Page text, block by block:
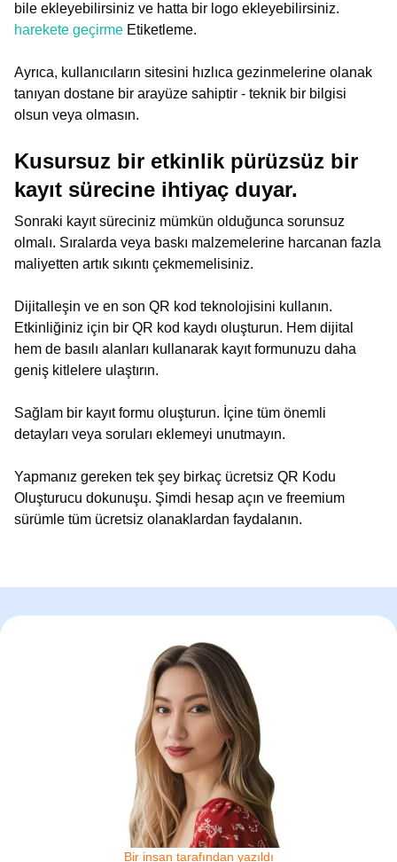
bile ekleyebilirsiniz ve hatta bir logo ekleyebilirsiniz.
harekete geçirme Etiketleme.
Ayrıca, kullanıcıların sitesini hızlıca gezinmelerine olanak
tanıyan dostane bir arayüze sahiptir - teknik bir bilgisi
olsun veya olmasın.
Kusursuz bir etkinlik pürüzsüz bir
kayıt sürecine ihtiyaç duyar.
Sonraki kayıt süreciniz mümkün olduğunca sorunsuz
olmalı. Sıralarda veya baskı malzemelerine harcanan fazla
maliyetten artık sıkıntı çekmemelisiniz.
Dijitalleşin ve en son QR kod teknolojisini kullanın.
Etkinliğiniz için bir QR kod kaydı oluşturun. Hem dijital
hem de basılı alanları kullanarak kayıt formunuzu daha
geniş kitlelere ulaştırın.
Sağlam bir kayıt formu oluşturun. İçine tüm önemli
detayları veya soruları eklemeyi unutmayın.
Yapmanız gereken tek şey birkaç ücretsiz QR Kodu
Oluşturucu dokunuşu. Şimdi hesap açın ve freemium
sürümle tüm ücretsiz olanaklardan faydalanın.
Bir insan tarafından yazıldı